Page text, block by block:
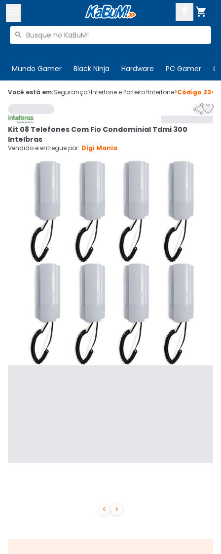

Buscar produtos

Mundo Gamer Black Ninja Hardware PC Gamer
 Olá. Acesse sua conta
 Departamentos
Cupons
CADASTRE-SE
Você está em:Segurança>Interfone e Porteiro>Interfone>Código
 

Kit 08 Telefones Com Fio Condominial Tdmi 300
Intelbras
Vendido e entregue por: Digi Mania